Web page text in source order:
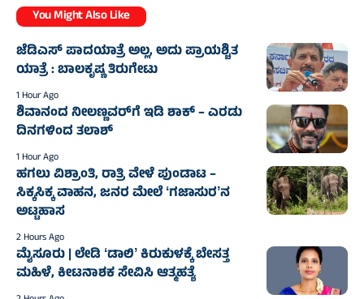
You Might Also Like
ಜೆಡಿಎಸ್ ಪಾದಯಾತ್ರೆ ಅಲ್ಲ, ಅದು ಪ್ರಾಯಶ್ಚಿತ
ಯಾತ್ರೆ : ಬಾಲಕೃಷ್ಣ ತಿರುಗೇಟು
1 Hour Ago
ಶಿವಾನಂದ ನೀಲಣ್ಣವರ್‌ಗೆ ಇಡಿ ಶಾಕ್ – ಎರಡು
ದಿನಗಳಿಂದ ತಲಾಶ್‌
1 Hour Ago
ಹಗಲು ವಿಶ್ರಾಂತಿ, ರಾತ್ರಿ ವೇಳೆ ಪುಂಡಾಟ –
ಸಿಕ್ಕಸಿಕ್ಕ ವಾಹನ, ಜನರ ಮೇಲೆ ʻಗಜಾಸುರʼನ
ಅಟ್ಟಹಾಸ
2 Hours Ago
ಮೈಸೂರು | ಲೇಡಿ ʻಡಾಲಿʼ ಕಿರುಕುಳಕ್ಕೆ ಬೇಸತ್ತ
ಮಹಿಳೆ, ಕೀಟನಾಶಕ ಸೇವಿಸಿ ಆತ್ಮಹತ್ಯೆ